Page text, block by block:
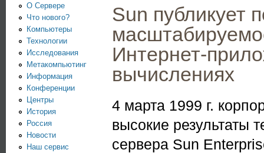
Sun публикует
Интернет-
вычислениях
4 марта 1999 г.
высокие результаты
сервера Sun
О Сервере
Что нового?
Компьютеры
Технологии
Исследования
Метакомпьютинг
Информация
Конференции
Центры
История
Россия
Новости
Наш сервис